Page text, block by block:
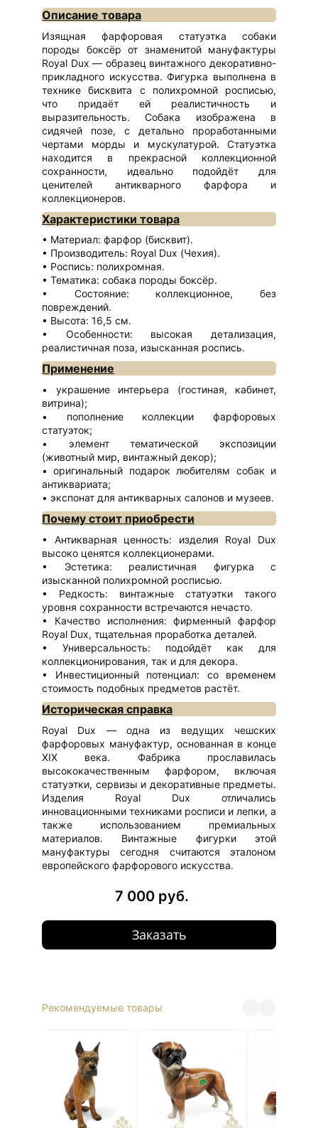
Описание товара
Изящная фарфоровая статуэтка собаки
породы боксёр от знаменитой мануфактуры
Royal Dux — образец винтажного декоративно-
прикладного искусства. Фигурка выполнена в
технике бисквита с полихромной росписью,
что придаёт ей реалистичность и
выразительность. Собака изображена в
сидячей позе, с детально проработанными
чертами морды и мускулатурой. Статуэтка
находится в прекрасной коллекционной
сохранности, идеально подойдёт для
ценителей антикварного фарфора и
коллекционеров.
Характеристики товара
Материал: фарфор (бисквит).
Производитель: Royal Dux (Чехия).
Роспись: полихромная.
Тематика: собака породы боксёр.
Состояние: коллекционное, без
повреждений.
Высота: 16,5 см.
Особенности: высокая детализация,
реалистичная поза, изысканная роспись.
Применение
украшение интерьера (гостиная, кабинет,
витрина);
пополнение коллекции фарфоровых
статуэток;
элемент тематической экспозиции
(животный мир, винтажный декор);
оригинальный подарок любителям собак и
антиквариата;
экспонат для антикварных салонов и музеев.
Почему стоит приобрести
Антикварная ценность: изделия Royal Dux
высоко ценятся коллекционерами.
Эстетика: реалистичная фигурка с
изысканной полихромной росписью.
Редкость: винтажные статуэтки такого
уровня сохранности встречаются нечасто.
Качество исполнения: фирменный фарфор
Royal Dux, тщательная проработка деталей.
Универсальность: подойдёт как для
коллекционирования, так и для декора.
Инвестиционный потенциал: со временем
стоимость подобных предметов растёт.
Историческая справка
Royal Dux — одна из ведущих чешских
фарфоровых мануфактур, основанная в конце
XIX века. Фабрика прославилась
высококачественным фарфором, включая
статуэтки, сервизы и декоративные предметы.
Изделия Royal Dux отличались
инновационными техниками росписи и лепки, а
также использованием премиальных
материалов. Винтажные фигурки этой
мануфактуры сегодня считаются эталоном
европейского фарфорового искусства.
7 000 руб.
Заказать
Рекомендуемые товары